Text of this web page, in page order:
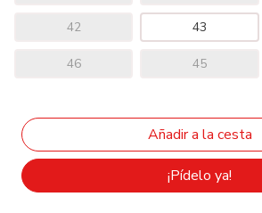
42 43
46 45
¡Pídelo ya!